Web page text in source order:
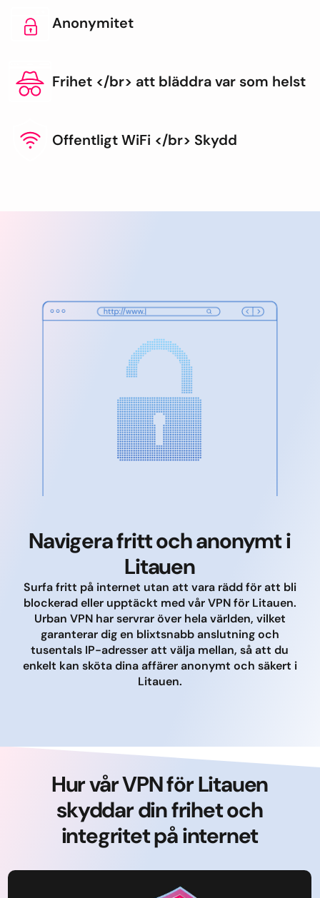
Anonymitet
Frihet </br> att bläddra var som helst
Offentligt WiFi </br> Skydd
Navigera fritt och anonymt i
Litauen
Surfa fritt på internet utan att vara rädd för att bli
blockerad eller upptäckt med vår VPN för Litauen.
Urban VPN har servrar över hela världen, vilket
garanterar dig en blixtsnabb anslutning och
tusentals IP-adresser att välja mellan, så att du
enkelt kan sköta dina affärer anonymt och säkert i
Litauen.
Hur vår VPN för Litauen
skyddar din frihet och
integritet på internet